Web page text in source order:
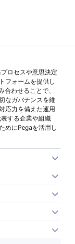
をコピー
ロセスや意思決定
フォームを提供し
合わせることで、
なガバナンスを維
応力を備えた運用
する企業や組織
めにPegaを活用し